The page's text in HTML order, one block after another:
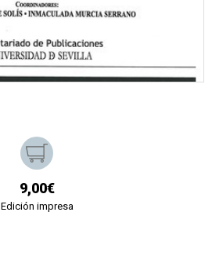
9,00€
Edición impresa